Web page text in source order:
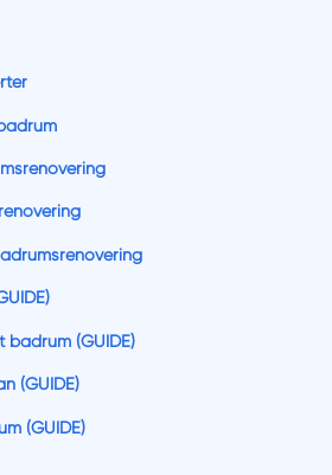
(GUIDE)
(GUIDE)
(GUIDE)